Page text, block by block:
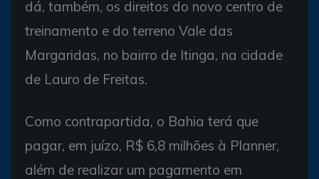
dá, também, os direitos do novo centro de
treinamento e do terreno Vale das
Margaridas, no bairro de Itinga, na cidade
de Lauro de Freitas.
Como contrapartida, o Bahia terá que
pagar, em juízo, R$ 6,8 milhões à Planner,
além de realizar um pagamento em